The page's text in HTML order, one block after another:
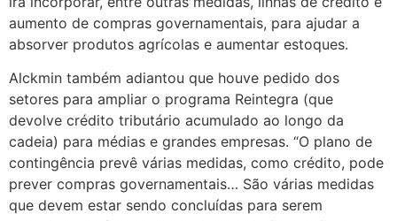
aumento de compras governamentais, para ajudar a
absorver produtos agrícolas e aumentar estoques.
Alckmin também adiantou que houve pedido dos
setores para ampliar o programa Reintegra (que
devolve crédito tributário acumulado ao longo da
cadeia) para médias e grandes empresas. “O plano de
contingência prevê várias medidas, como crédito, pode
prever compras governamentais… São várias medidas
que devem estar sendo concluídas para serem